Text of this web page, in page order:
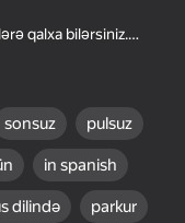
24
One Block Simulator -
Mine MOD!
qalxa bilərsiniz.
sonsuz pulsuz
in spanish
dilində parkur